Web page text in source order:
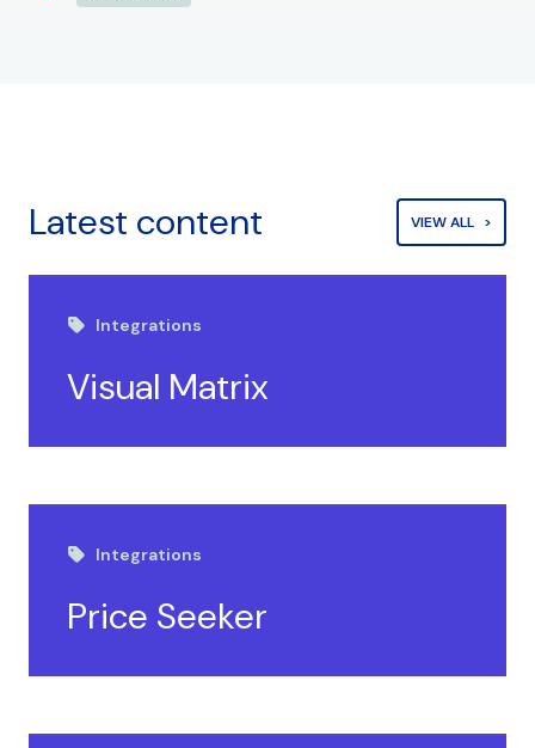
Latest content VIEW ALL
Integrations
Visual Matrix
Integrations
Price Seeker